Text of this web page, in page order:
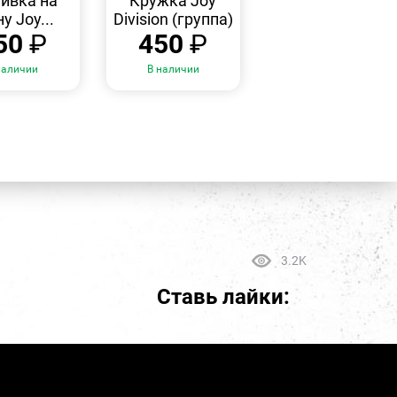
Joy...
₽
Division (группа)
450₽
В наличии
3.2K
Ставь лайки: